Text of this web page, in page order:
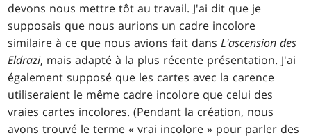
devons nous mettre tôt au travail. J'ai dit que je
supposais que nous aurions un cadre incolore
similaire à ce que nous avions fait dansL'ascension des
Eldrazi, mais adapté à la plus récente présentation. J'ai
également supposé que les cartes avec la carence
utiliseraient le même cadre incolore que celui des
vraies cartes incolores. (Pendant la création, nous
avons trouvé le terme « vrai incolore » pour parler des